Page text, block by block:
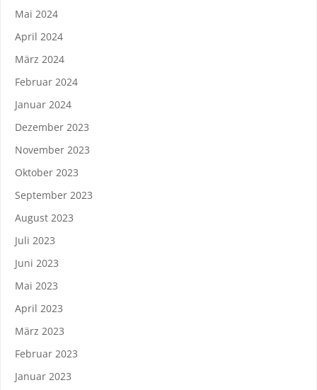
Mai 2024
April 2024
März 2024
Februar 2024
Januar 2024
Dezember 2023
November 2023
Oktober 2023
September 2023
August 2023
Juli 2023
Juni 2023
Mai 2023
April 2023
März 2023
Februar 2023
Januar 2023